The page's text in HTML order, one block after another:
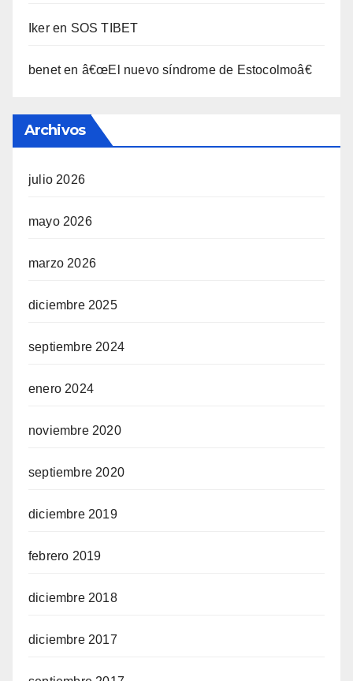
Ikeren SOS TIBET
beneten â€œEl nuevo sí­ndrome de Estocolmoâ€
Archivos
julio 2026
mayo 2026
marzo 2026
diciembre 2025
septiembre 2024
enero 2024
noviembre 2020
septiembre 2020
diciembre 2019
febrero 2019
diciembre 2018
diciembre 2017